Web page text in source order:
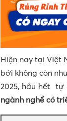
Hiện nay tại Việt
bởi không còn
2025, hầu hết tự
ngành nghề có